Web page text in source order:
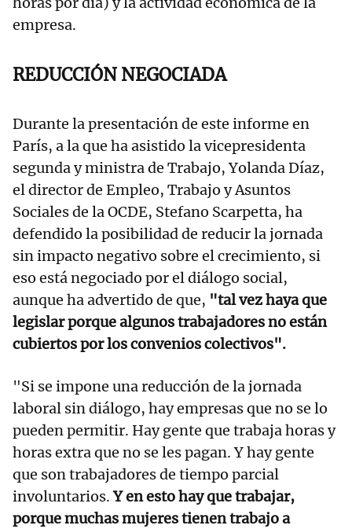
empresa.
REDUCCIÓN NEGOCIADA
Durante la presentación de este informe en
París, a la que ha asistido la vicepresidenta
segunda y ministra de Trabajo, Yolanda Díaz,
el director de Empleo, Trabajo y Asuntos
Sociales de la OCDE, Stefano Scarpetta, ha
defendido la posibilidad de reducir la jornada
sin impacto negativo sobre el crecimiento, si
eso está negociado por el diálogo social,
aunque ha advertido de que, "tal vez haya que
legislar porque algunos trabajadores no están
cubiertos por los convenios colectivos".
"Si se impone una reducción de la jornada
laboral sin diálogo, hay empresas que no se lo
pueden permitir. Hay gente que trabaja horas y
horas extra que no se les pagan. Y hay gente
que son trabajadores de tiempo parcial
involuntarios.Y en esto hay que trabajar,
porque muchas mujeres tienen trabajo a